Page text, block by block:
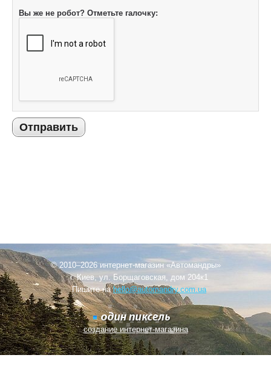
Вы же не робот? Отметьте галочку:
Отправить
© 2010–2026 интернет-магазин «Автомандры»
г. Киев, ул. Борщаговская, дом 204к1
Пишите наhello@automandry.com.ua
создание интернет-магазина